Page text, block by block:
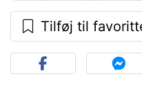
Tilføj til